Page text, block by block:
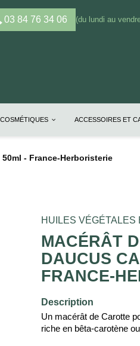
03 84 76 34 06 (du lundi au
ACCESSOIRES ET
- France-Herboristerie
HUILES VÉGÉTALES
MACÉRÂT
DAUCUS
FRANCE-
Description
Un macérât de Carotte
riche en bêta-carotène